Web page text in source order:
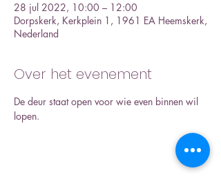
28 jul 2022, 10:00 – 12:00
Dorpskerk, Kerkplein 1, 1961 EA Heemskerk,
Nederland
Over het evenement
De deur staat open voor wie even binnen wil
lopen.